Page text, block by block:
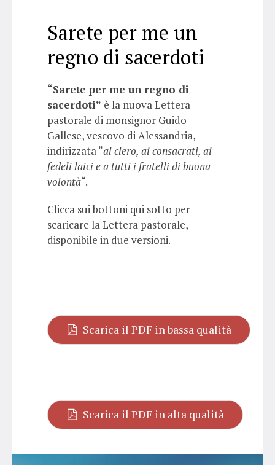
Sarete per me un
regno di sacerdoti
“Sarete per me un regno di
sacerdoti” è la nuova Lettera
pastorale di monsignor Guido
Gallese, vescovo di Alessandria,
indirizzata “al clero, ai consacrati, ai
fedeli laici e a tutti i fratelli di buona
volontà“.
Clicca sui bottoni qui sotto per
scaricare la Lettera pastorale,
disponibile in due versioni.
Scarica il PDF in bassa qualità
Scarica il PDF in alta qualità